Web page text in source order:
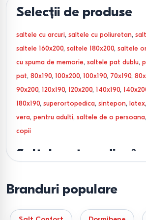
Selecții de produse
saltele cu arcuri, saltele cu poliuretan,
saltele 160x200, saltele 180x200, saltele
cu spuma de memorie, saltele pat dublu,
pat, 80x190, 100x200, 100x190, 70x190,
90x200, 120x190, 120x200, 140x190,
180x190, superortopedica, sintepon, latex,
vera, pentru adulti, saltele de o persoana,
copii
Saltele ortopedice în
Un loc de dormit calitativ nu este doar o
Branduri populare